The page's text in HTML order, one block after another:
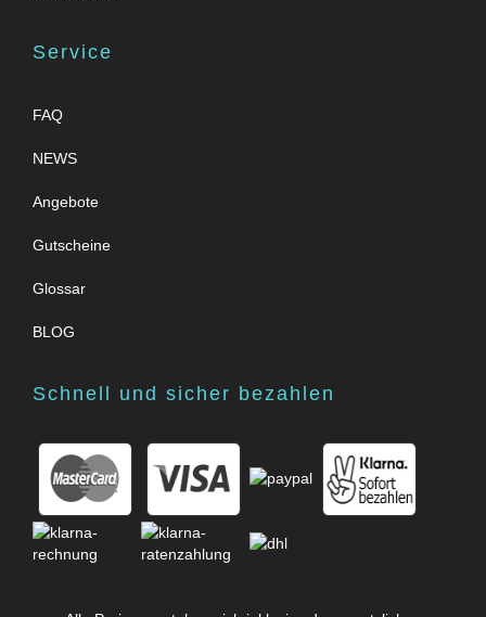
Service
FAQ
NEWS
Angebote
Gutscheine
Glossar
BLOG
Schnell und sicher bezahlen